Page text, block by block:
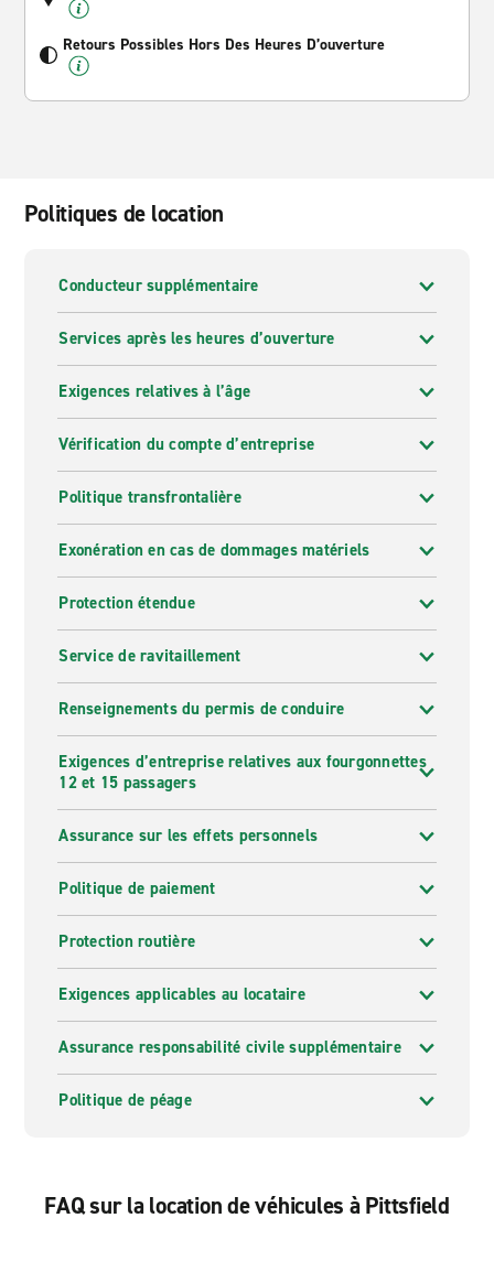
Retours Possibles Hors Des Heures D’ouverture
Politiques de location
Conducteur supplémentaire
Services après les heures d’ouverture
Exigences relatives à l’âge
Vérification du compte d’entreprise
Politique transfrontalière
Exonération en cas de dommages matériels
Protection étendue
Service de ravitaillement
Renseignements du permis de conduire
Exigences d’entreprise relatives aux fourgonnettes
12 et 15 passagers
Assurance sur les effets personnels
Politique de paiement
Protection routière
Exigences applicables au locataire
Assurance responsabilité civile supplémentaire
Politique de péage
FAQ sur la location de véhicules à Pittsfield